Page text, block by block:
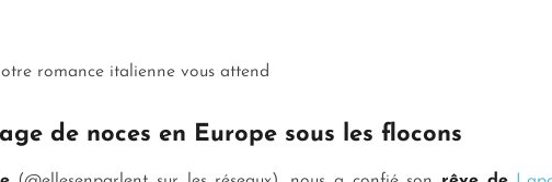
romance italienne vous attend
de noces en Europe sous les flocons